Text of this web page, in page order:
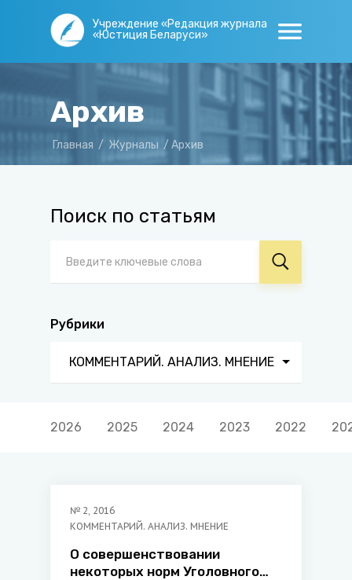
Учреждение «Редакция журнала
«Юстиция Беларуси»
Архив
Главная / Журналы / Архив
Поиск по статьям
Рубрики
КОММЕНТАРИЙ. АНАЛИЗ. МНЕНИЕ
2026 2025 2024 2023 2022
№ 2, 2016
КОММЕНТАРИЙ. АНАЛИЗ. МНЕНИЕ
О совершенствовании
некоторых норм Уголовного